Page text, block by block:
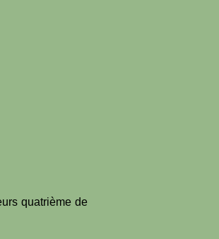
quatrième de